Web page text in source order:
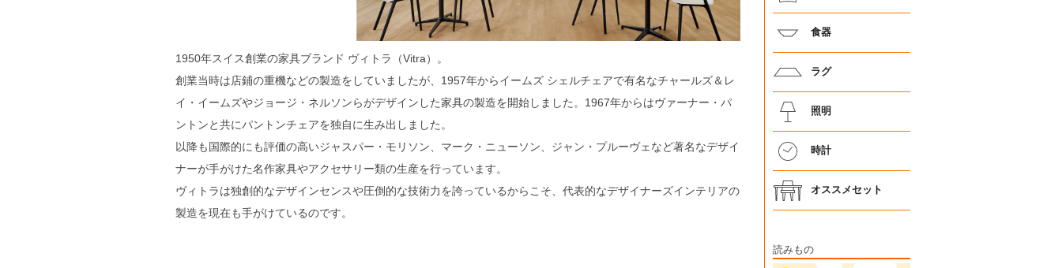
1950年スイス創業の家具ブランド ヴィトラ（Vitra）。
創業当時は店鋪の重機などの製造をしていましたが、1957年からイームズ シェルチェアで有名なチャールズ＆レ
イ・イームズやジョージ・ネルソンらがデザインした家具の製造を開始しました。1967年からはヴァーナー・パ
ントンと共にパントンチェアを独自に生み出しました。
以降も国際的にも評価の高いジャスパー・モリソン、マーク・ニューソン、ジャン・プルーヴェなど著名なデザイ
ナーが手がけた名作家具やアクセサリー類の生産を行っています。
ヴィトラは独創的なデザインセンスや圧倒的な技術力を誇っているからこそ、代表的なデザイナーズインテリアの
製造を現在も手がけているのです。
食器
ラグ
照明
時計
オススメセット
読みもの